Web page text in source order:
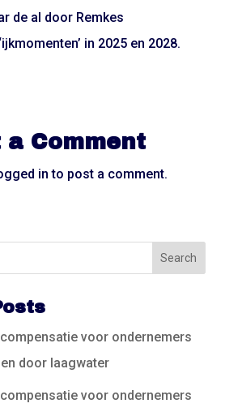
de al door Remkes
in 2025 en 2028.
a Comment
in to post a comment.
voor ondernemers
door laagwater
voor ondernemers